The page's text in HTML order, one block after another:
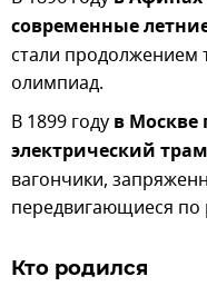
современные
стали продолжением
олимпиад.
В 1899 году в Москве
электрический
вагончики,
передвигающиеся по
Кто родился